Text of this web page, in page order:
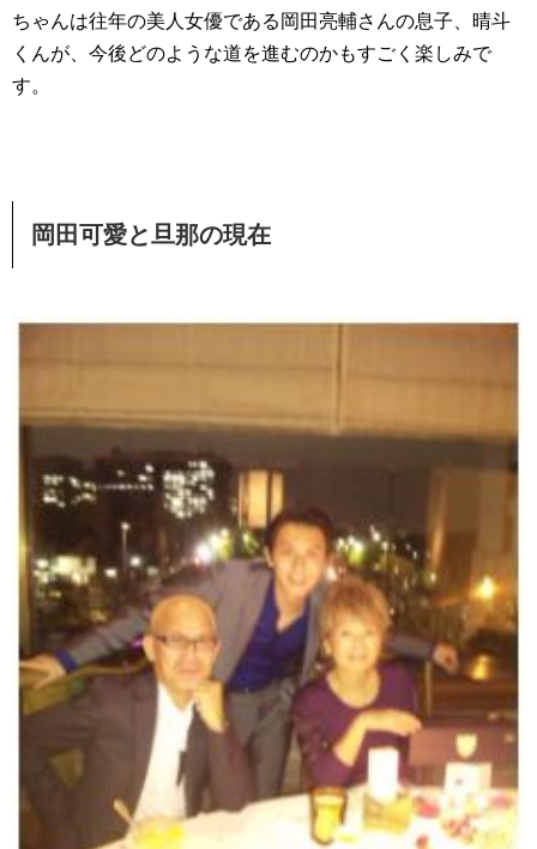
ちゃんは往年の美人女優である岡田亮輔さんの息子、晴斗
くんが、今後どのような道を進むのかもすごく楽しみで
す。
岡田可愛と旦那の現在